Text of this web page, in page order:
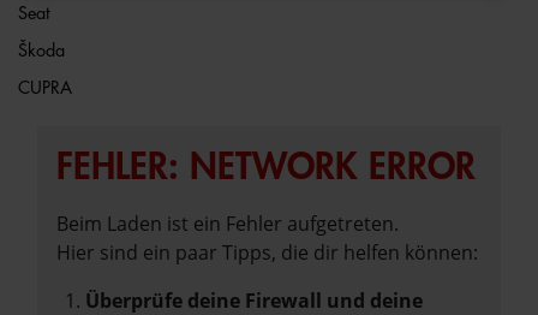
Seat
Škoda
CUPRA
FEHLER: NETWORK ERROR
Beim Laden ist ein Fehler aufgetreten.
Hier sind ein paar Tipps, die dir helfen können:
Überprüfe deine Firewall und deine